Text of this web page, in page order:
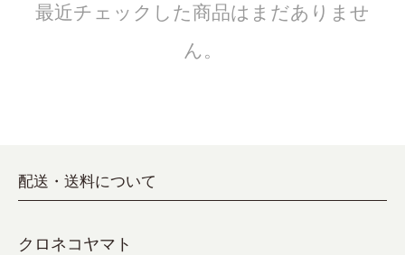
最近チェックした商品はまだありませ
ん。
配送・送料について
クロネコヤマト